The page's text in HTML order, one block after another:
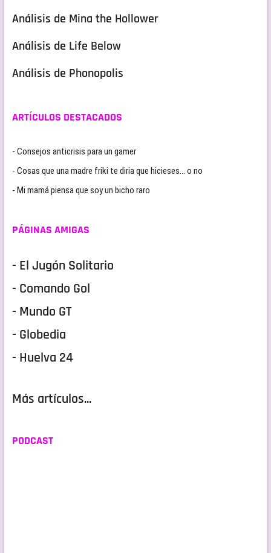
Análisis de Mina the Hollower
Análisis de Life Below
Análisis de Phonopolis
ARTÍCULOS DESTACADOS
- Consejos anticrisis para un gamer
- Cosas que una madre friki te diria que hicieses… o no
- Mi mamá piensa que soy un bicho raro
PÁGINAS AMIGAS
- El Jugón Solitario
- Comando Gol
- Mundo GT
- Globedia
- Huelva 24
Más artículos...
PODCAST